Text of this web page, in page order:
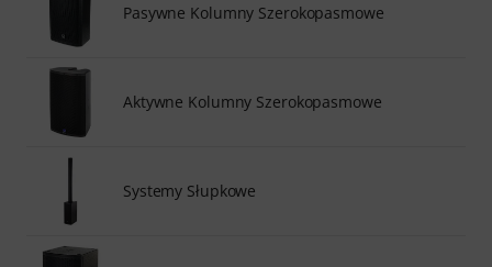
Pasywne Kolumny Szerokopasmowe
Aktywne Kolumny Szerokopasmowe
Systemy Słupkowe